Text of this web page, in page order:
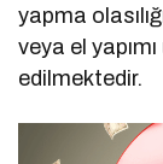
yapma
veya el
edilmektedir.